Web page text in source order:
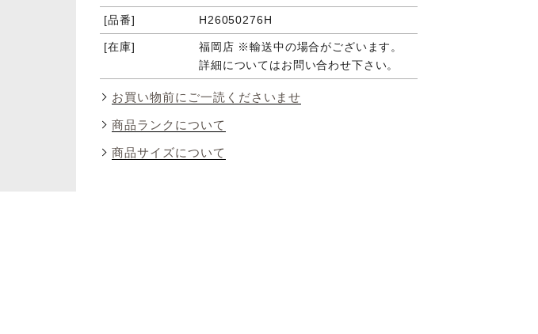
品番 H26050276H
在庫
福岡店 ※輸送中の場合がございます。
詳細についてはお問い合わせ下さい。
お買い物前にご一読くださいませ
商品ランクについて
商品サイズについて